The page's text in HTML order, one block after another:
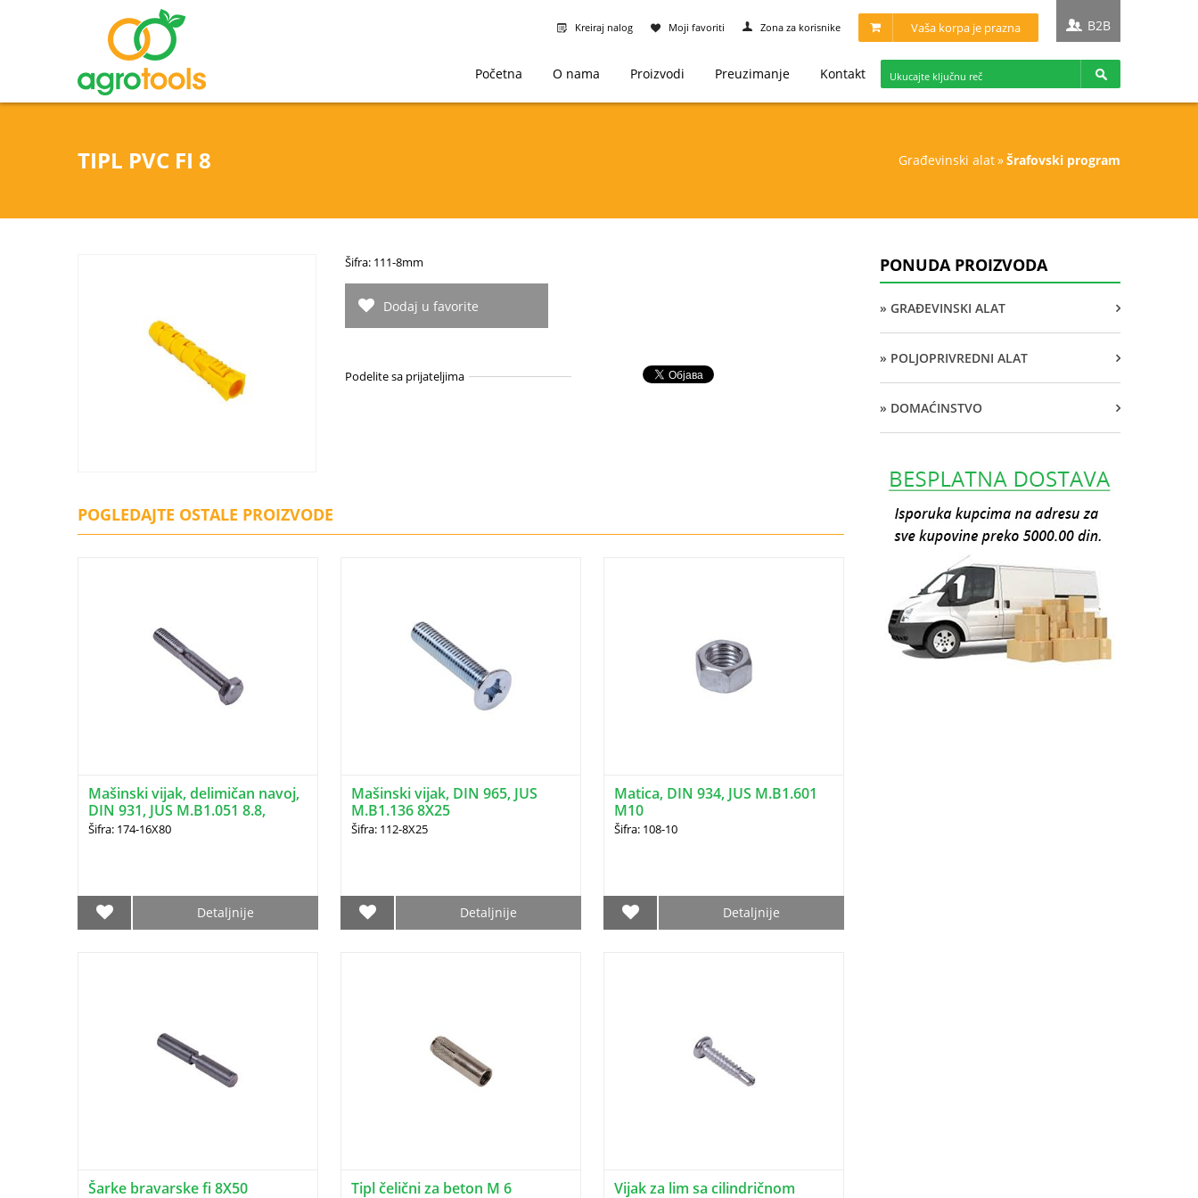
TIPL PVC FI 8 građevinski alat» šrafovski program
Kreiraj nalog Moji favoriti Zona za korisnike Vaša korpa je prazna B2B
Početna O nama Proizvodi Preuzimanje Kontakt
Šifra: 111-8mm
Dodaj u favorite
Podelite sa prijateljima
POGLEDAJTE OSTALE PROIZVODE
Mašinski vijak, delimičan navoj,
DIN 931, JUS M.B1.051 8.8,
16X80
Šifra: 174-16X80
Detaljnije
Mašinski vijak, DIN 965, JUS
M.B1.136 8X25
Šifra: 112-8X25
Detaljnije
Matica, DIN 934, JUS M.B1.601
M10
Šifra: 108-10
Detaljnije
Šarke bravarske fi 8X50 Tipl čelični za beton M 6
Vijak za lim sa cilindričnom
PONUDA PROIZVODA
» GRAĐEVINSKI ALAT
» POLJOPRIVREDNI ALAT
» DOMAĆINSTVO